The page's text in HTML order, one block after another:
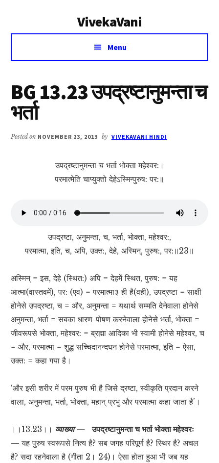
VivekaVani
Voice
Vivekananda
Menu
BG 13.23 उपद्रष्टानुमन्ता च
भर्ता
Posted on NOVEMBER 23, 2013 by VIVEKAVANI HINDI
उपद्रष्टानुमन्ता च भर्ता भोक्ता महेश्वर:।
परमात्मेति चाप्युक्तो देहेऽस्मिन्पुरुष: पर:॥
उपद्रष्टा, अनुमन्ता, च, भर्ता, भोक्ता, महेश्वर:,
परमात्मा, इति, च, अपि, उक्त:, देहे, अस्मिन्, पुरुष:, पर:॥23॥
अस्मिन् = इस, देहे (स्थित:) अपि = देहमें स्थित, पुरुष: = यह
आत्मा(वास्तवमें), पर: (एव) = परमात्मा३ ही है(वही), उपद्रष्टा = साक्षी
होनेसे उपद्रष्टा, च = और, अनुमन्ता = यथार्थ सम्मति देनेवाला होनेसे
अनुमन्ता, भर्ता = सबका धारण-पोषण करनेवाला होनेसे भर्ता, भोक्ता =
जीवरूपसे भोक्ता, महेश्वर: = ब्रह्मा आदिका भी स्वामी होनेसे महेश्वर, च
= और, परमात्मा = शुद्ध सच्चिदानन्दघन होनेसे परमात्मा, इति = ऐसा,
उक्त: = कहा गया है।
‘और इसी शरीर में परम पुरुष भी है जिसे द्रष्टा, स्वीकृति प्रदान करने
वाला, अनुमन्ता, भर्ता, भोक्ता, महान् प्रभु और परमात्मा कहा जाता है’।
।।13.23।। व्याख्या —
उपद्रष्टानुमन्ता च भर्ता भोक्ता महेश्वरः
—यह पुरुष स्वरूपसे नित्य है? सब जगह परिपूर्ण है? स्थिर है? अचल
है? सदा रहनेवाला है (गीता 2। 24)। ऐसा होता हुआ भी जब यह